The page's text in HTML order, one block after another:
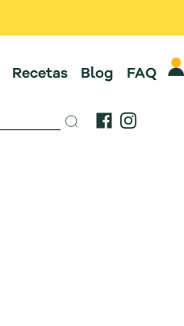
Recetas Blog FAQ